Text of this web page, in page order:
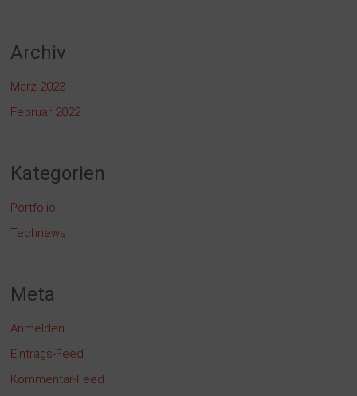
Archiv
März 2023
Februar 2022
Kategorien
Portfolio
Technews
Meta
Anmelden
Eintrags-Feed
Kommentar-Feed